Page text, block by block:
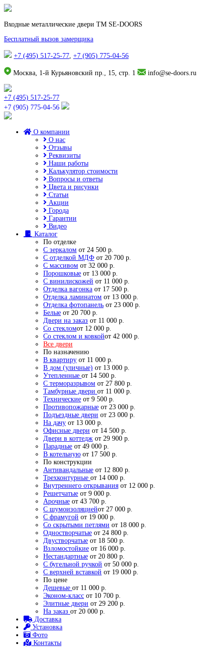
Входные металлические двери TM SE-DOORS
Бесплатный вызов замерщика
+7 (495) 517-25-77, +7 (905) 775-04-56
Москва, 1-й Курьяновский пр., 15, стр. 1 info@se-doors.ru
+7 (495) 517-25-77
+7 (905) 775-04-56
О компании
О нас
Отзывы
Реквизиты
Наши работы
Калькулятор стоимости
Вопросы и ответы
Цвета и рисунки
Статьи
Акции
Города
Гарантии
Видео
Каталог
По отделке
С зеркалом от 24 500 р.
С отделкой МДФ от 20 700 р.
С массивом от 32 000 р.
Порошковые от 13 000 р.
С винилискожей от 11 000 р.
Отделка вагонка от 17 500 р.
Отделка ламинатом от 13 000 р.
Отделка фотопанель от 23 000 р.
Белые от 20 700 р.
Двери на заказ от 11 000 р.
Со стекломот 12 000 р.
Со стеклом и ковкойот 42 000 р.
Все двери
По назначению
В квартиру от 11 000 р.
В дом (уличные) от 13 000 р.
Утепленные от 14 500 р.
С терморазрывом от 27 800 р.
Тамбурные двери от 11 000 р.
Технические от 9 500 р.
Противопожарные от 23 000 р.
Подъездные двери от 23 000 р.
На дачу от 13 000 р.
Офисные двери от 14 500 р.
Двери в коттедж от 29 900 р.
Парадные от 49 000 р.
В котельную от 17 500 р.
По конструкции
Антивандальные от 12 800 р.
Трехконтурные от 14 000 р.
Внутреннего открывания от 12 000 р.
Решетчатые от 9 000 р.
Арочные от 43 700 р.
С шумоизоляциейот 27 000 р.
С фрамугой от 19 000 р.
Со скрытыми петлями от 18 000 р.
Одностворчатые от 24 800 р.
Двустворчатые от 18 500 р.
Взломостойкие от 16 000 р.
Нестандартные от 20 800 р.
С бугельной ручкой от 50 000 р.
С верхней вставкой от 19 000 р.
По цене
Дешевые от 11 000 р.
Эконом-класс от 10 700 р.
Элитные двери от 29 200 р.
На заказ от 20 000 р.
Доставка
Установка
Фото
Контакты